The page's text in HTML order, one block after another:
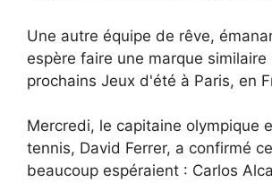
Une autre équipe de rêve,
espère faire une marque similaire
prochains Jeux d'été à Paris, en
Mercredi, le capitaine olympique
tennis, David Ferrer, a confirmé
beaucoup espéraient : Carlos